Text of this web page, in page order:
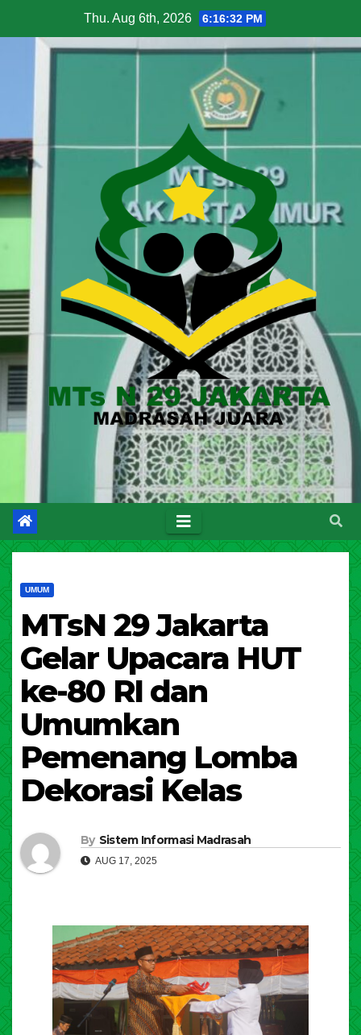
Thu. Aug 6th, 2026 6:16:33 PM
UMUM
MTsN 29 Jakarta
Gelar Upacara HUT
ke-80 RI dan
Umumkan
Pemenang Lomba
Dekorasi Kelas
By Sistem Informasi Madrasah
AUG 17, 2025